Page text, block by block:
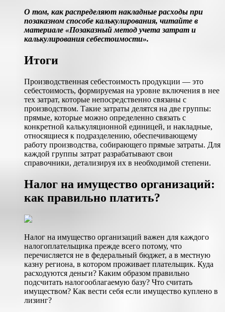
О том, как распределяют накладные расходы при
позаказном способе калькулирования, читайте в
материале «Позаказный метод учета затрат и
калькулирования себестоимости».
Итоги
Производственная себестоимость продукции — это
себестоимость, формируемая на уровне включения в нее
тех затрат, которые непосредственно связаны с
производством. Такие затраты делятся на две группы:
прямые, которые можно определенно связать с
конкретной калькуляционной единицей, и накладные,
относящиеся к подразделению, обеспечивающему
работу производства, собирающего прямые затраты. Для
каждой группы затрат разрабатывают свои
справочники, детализируя их в необходимой степени.
Налог на имущество организаций:
как правильно платить?
Налог на имущество организаций важен для каждого
налогоплательщика прежде всего потому, что
перечисляется не в федеральный бюджет, а в местную
казну региона, в котором проживает плательщик. Куда
расходуются деньги? Каким образом правильно
подсчитать налогооблагаемую базу? Что считать
имуществом? Как вести себя если имущество куплено в
лизинг?